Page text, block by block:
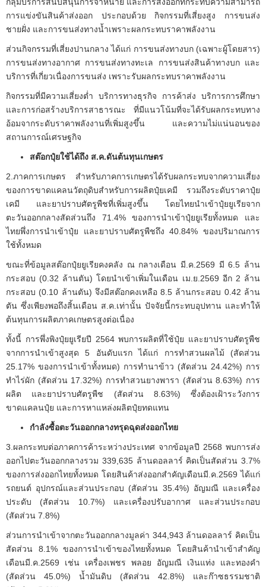
กลุ่มบริการสนับสนุนการจำหน่าย และการส่งออกที่กระทบความสามารถ
การแข่งขันสินค้าส่งออก ประกอบด้วย กิจกรรมที่เสี่ยงสูง การขนส่ง
ชายฝั่ง และการขนส่งทางน้ำเพราะผลกระทบราคาพลังงาน
ส่วนกิจกรรมที่เสี่ยงปานกลาง ได้แก่ การขนส่งทางบก (เฉพาะผู้โดยสาร)
การขนส่งทางอากาศ การขนส่งทางทะเล การขนส่งสินค้าทางบก และ
บริการที่เกี่ยวเนื่องการขนส่ง เพราะรับผลกระทบราคาพลังงาน
กิจกรรมที่มีความเสี่ยงต่ำ บริการทางธุรกิจ การค้าส่ง บริการการศึกษา
และการก่อสร้างบริการสาธารณะ ที่มีแนวโน้มที่จะได้รับผลกระทบทาง
อ้อมจากระดับราคาพลังงานที่เพิ่มสูงขึ้น และความไม่แน่นอนของ
สถานการณ์เศรษฐกิจ
สต๊อกปุ๋ยใช้ได้ถึง ส.ค.ดันต้นทุนเกษตร
2.ภาคการเกษตร สำหรับภาคการเกษตรได้รับผลกระทบจากความเสี่ยง
ของการขาดแคลนวัตถุดิบสำหรับการผลิตปุ๋ยเคมี รวมถึงระดับราคาปุ๋ย
เคมี และยาปราบศัตรูพืชที่เพิ่มสูงขึ้น โดยไทยนำเข้าปุ๋ยยูเรียจาก
ตะวันออกกลางสัดส่วนถึง 71.4% ของการนำเข้าปุ๋ยยูเรียทั้งหมด และ
ไทยพึ่งการนำเข้าปุ๋ย และยาปราบศัตรูพืชถึง 40.84% ของปริมาณการ
ใช้ทั้งหมด
ขณะที่ข้อมูลสต๊อกปุ๋ยยูเรียคงคลัง ณ กลางเดือน มี.ค.2569 มี 6.5 ล้าน
กระสอบ (0.32 ล้านตัน) โดยนำเข้าเพิ่มในเดือน เม.ย.2569 อีก 2 ล้าน
กระสอบ (0.10 ล้านตัน) จึงมีสต๊อกคงเหลือ 8.5 ล้านกระสอบ 0.42 ล้าน
ตัน ซึ่งเพียงพอถึงสิ้นเดือน ส.ค.เท่านั้น ปัจจัยนี้กระทบอุปทาน และทำให้
ต้นทุนการผลิตภาคเกษตรสูงต่อเนื่อง
ทั้งนี้ การพึ่งพิงปุ๋ยยูเรียปี 2564 พบการผลิตที่ใช้ปุ๋ย และยาปราบศัตรูพืช
จากการนำเข้าสูงสุด 5 อันดับแรก ได้แก่ การทำสวนผลไม้ (สัดส่วน
25.17% ของการนำเข้าทั้งหมด) การทำนาข้าว (สัดส่วน 24.42%) การ
ทำไร่ผัก (สัดส่วน 17.32%) การทำสวนยางพารา (สัดส่วน 8.63%) การ
ผลิต และยาปราบศัตรูพืช (สัดส่วน 8.63%) ซึ่งต้องเฝ้าระวังการ
ขาดแคลนปุ๋ย และการหาแหล่งผลิตปุ๋ยทดแทน
กำลังซื้อตะวันออกกลางทรุดฉุดส่งออกไทย
3.ผลกระทบต่อภาคการค้าระหว่างประเทศ จากข้อมูลปี 2568 พบการส่ง
ออกไปตะวันออกกลางรวม 339,635 ล้านดอลลาร์ คิดเป็นสัดส่วน 3.7%
ของการส่งออกไทยทั้งหมด โดยสินค้าส่งออกสำคัญเดือนมี.ค.2569 ได้แก่
รถยนต์ อุปกรณ์และส่วนประกอบ (สัดส่วน 35.4%) อัญมณี และเครื่อง
ประดับ (สัดส่วน 10.7%) และเครื่องปรับอากาศ และส่วนประกอบ
(สัดส่วน 7.8%)
ส่วนการนำเข้าจากตะวันออกกลางมูลค่า 344,943 ล้านดอลลาร์ คิดเป็น
สัดส่วน 8.1% ของการนำเข้าของไทยทั้งหมด โดยสินค้านำเข้าสำคัญ
เดือนมี.ค.2569 เช่น เครื่องเพชร พลอย อัญมณี เงินแท่ง และทองคำ
(สัดส่วน 45.0%) น้ำมันดิบ (สัดส่วน 42.8%) และก๊าซธรรมชาติ